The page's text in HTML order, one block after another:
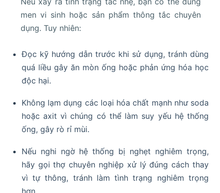
men vi sinh hoặc sản phẩm thông tắc chuyên
dụng. Tuy nhiên:
Đọc kỹ hướng dẫn trước khi sử dụng, tránh dùng
quá liều gây ăn mòn ống hoặc phản ứng hóa học
độc hại.
Không lạm dụng các loại hóa chất mạnh như soda
hoặc axit vì chúng có thể làm suy yếu hệ thống
ống, gây rò rỉ mùi.
Nếu nghi ngờ hệ thống bị nghẹt nghiêm trọng,
hãy gọi thợ chuyên nghiệp xử lý đúng cách thay
vì tự thông, tránh làm tình trạng nghiêm trọng
hơn.